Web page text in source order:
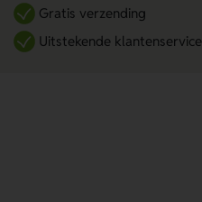
Gratis verzending
Uitstekende klantenservice